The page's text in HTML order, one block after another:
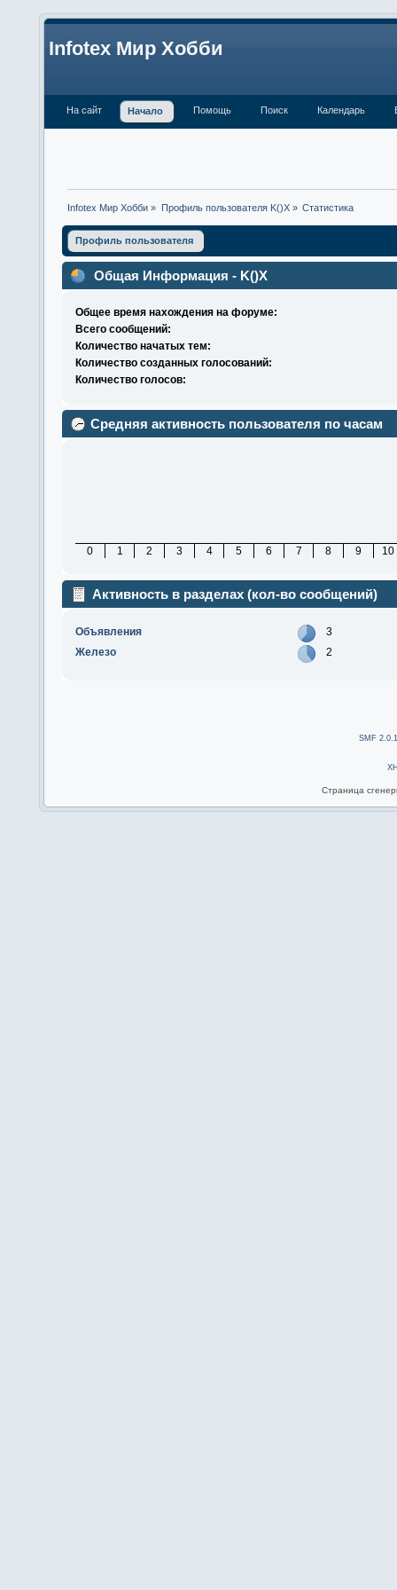
Infotex Мир Хобби
На сайт Начало Помощь Поиск Календарь
Infotex Мир Хобби » Профиль пользователя K()X» Статистика
Профиль пользователя
Общая Информация - K()X
Общее время нахождения на форуме:
Всего сообщений:
Количество начатых тем:
Количество созданных голосований:
Количество голосов:
Средняя активность пользователя по часам
0 1 2 3 4 5 6 7 8 9 10
Активность в разделах (кол-во сообщений)
Объявления
3
Железо
2
SMF
Страница